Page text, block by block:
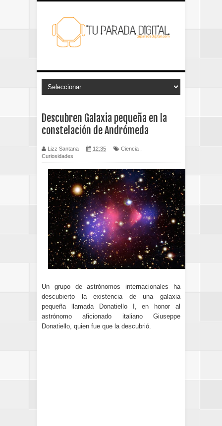
Descubren Galaxia pequeña en la
constelación de Andrómeda
Lizz Santana 12:35 Ciencia
Curiosidades
Un grupo de astrónomos internacionales ha
descubierto la existencia de una galaxia
pequeña llamada Donatiello I, en honor al
astrónomo aficionado italiano Giuseppe
Donatiello, quien fue que la descubrió.